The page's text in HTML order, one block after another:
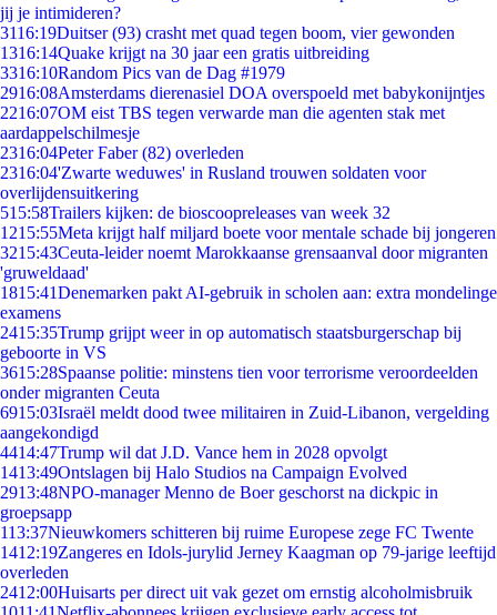
jij je intimideren?
3116:19Duitser (93) crasht met quad tegen boom, vier gewonden
1316:14Quake krijgt na 30 jaar een gratis uitbreiding
3316:10Random Pics van de Dag #1979
2916:08Amsterdams dierenasiel DOA overspoeld met babykonijntjes
2216:07OM eist TBS tegen verwarde man die agenten stak met
aardappelschilmesje
2316:04Peter Faber (82) overleden
2316:04'Zwarte weduwes' in Rusland trouwen soldaten voor
overlijdensuitkering
515:58Trailers kijken: de bioscoopreleases van week 32
1215:55Meta krijgt half miljard boete voor mentale schade bij jongeren
3215:43Ceuta-leider noemt Marokkaanse grensaanval door migranten
'gruweldaad'
1815:41Denemarken pakt AI-gebruik in scholen aan: extra mondelinge
examens
2415:35Trump grijpt weer in op automatisch staatsburgerschap bij
geboorte in VS
3615:28Spaanse politie: minstens tien voor terrorisme veroordeelden
onder migranten Ceuta
6915:03Israël meldt dood twee militairen in Zuid-Libanon, vergelding
aangekondigd
4414:47Trump wil dat J.D. Vance hem in 2028 opvolgt
1413:49Ontslagen bij Halo Studios na Campaign Evolved
2913:48NPO-manager Menno de Boer geschorst na dickpic in
groepsapp
113:37Nieuwkomers schitteren bij ruime Europese zege FC Twente
1412:19Zangeres en Idols-jurylid Jerney Kaagman op 79-jarige leeftijd
overleden
2412:00Huisarts per direct uit vak gezet om ernstig alcoholmisbruik